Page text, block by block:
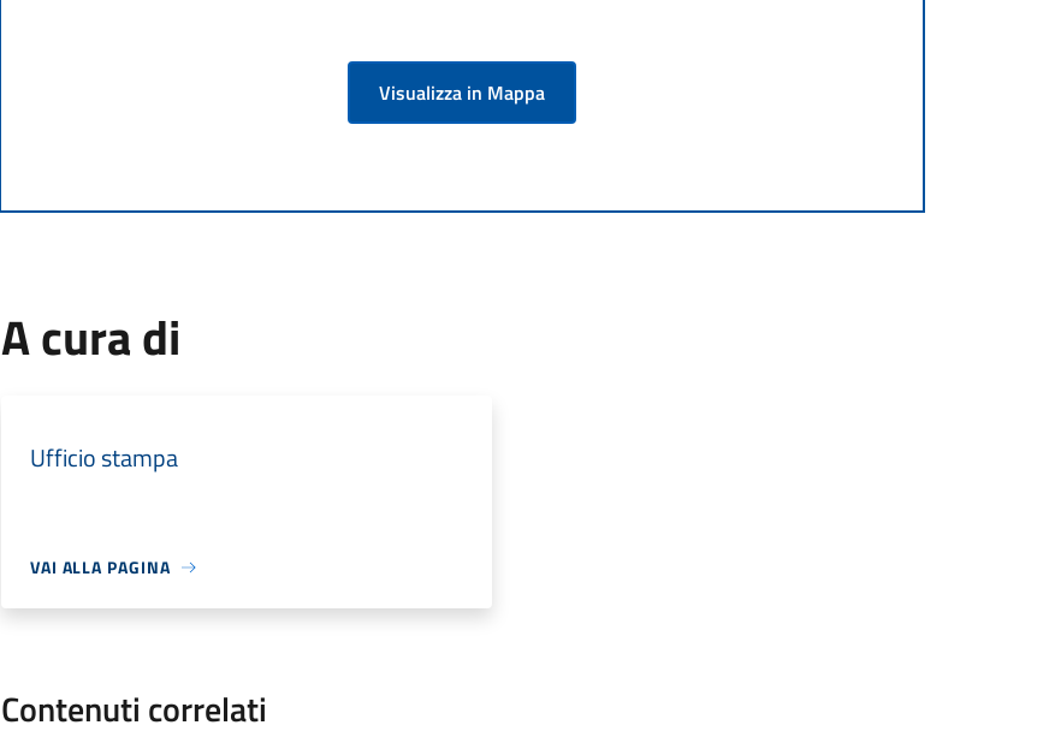
Visualizza in Mappa
A cura di
Ufficio stampa
VAI ALLA PAGINA
Contenuti correlati